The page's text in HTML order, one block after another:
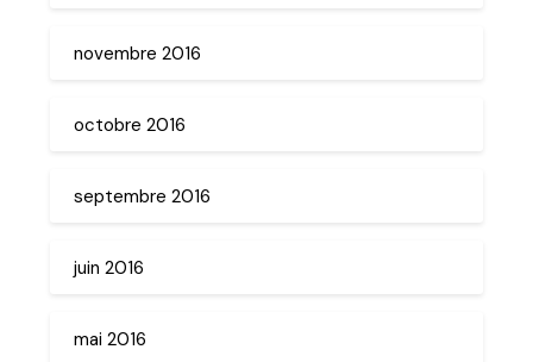
novembre 2016
octobre 2016
septembre 2016
juin 2016
mai 2016